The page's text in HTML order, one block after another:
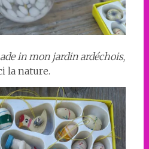
in mon jardin ardéchois,
la nature.